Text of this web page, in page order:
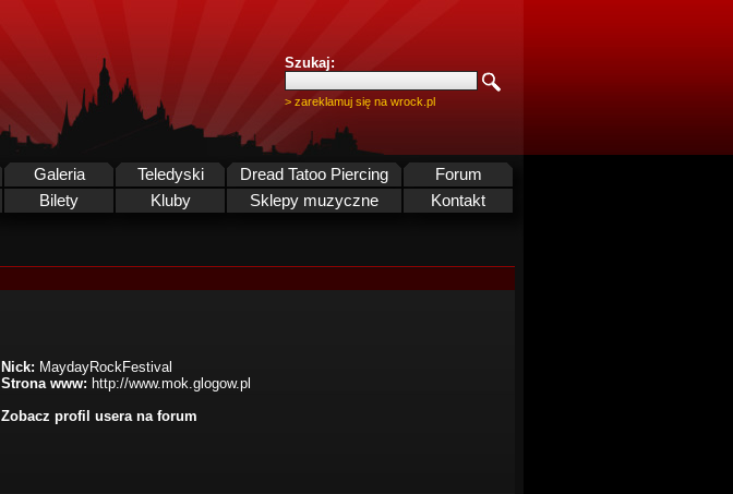
Szukaj:
> zareklamuj się na wrock.pl
Galeria Teledyski Dread Tatoo Piercing
Forum
Bilety Kluby Sklepy muzyczne Kontakt
Nick: MaydayRockFestival
Strona www: http://www.mok.glogow.pl
Zobacz profil usera na forum